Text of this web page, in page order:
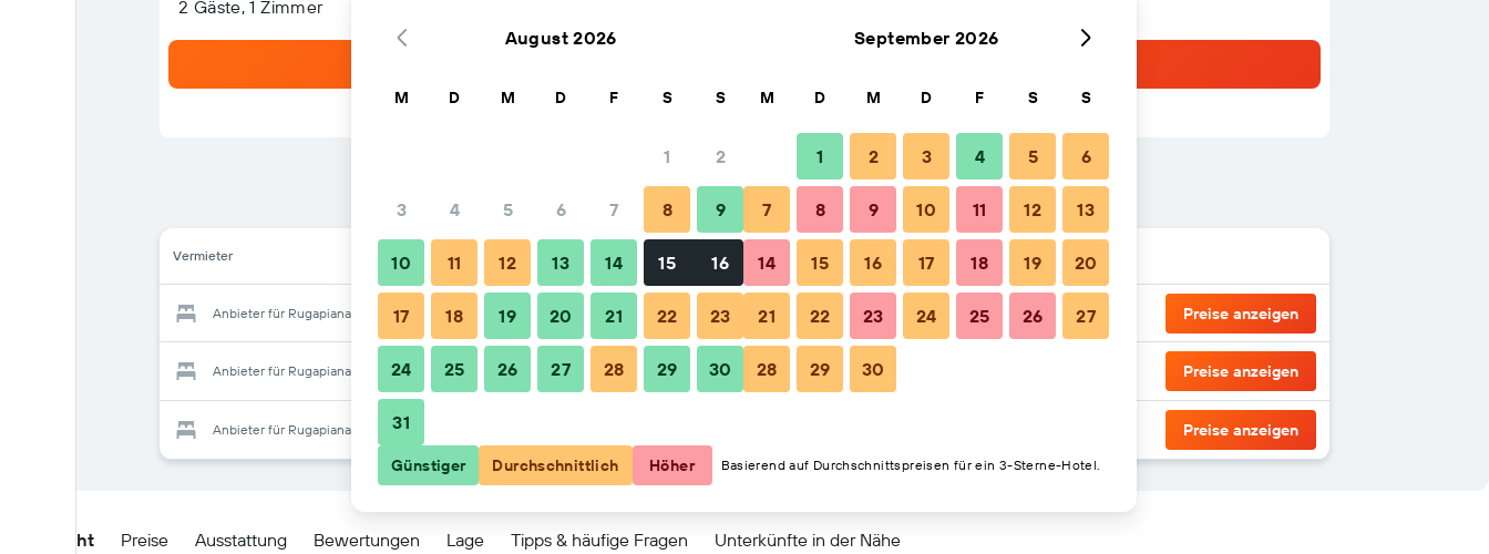
2 Gäste, 1 Zimmer
Vermieter
Anbieter für Rugapiana Vacanze Preise anzeigen
Anbieter für Rugapiana Vacanze Preise anzeigen
Anbieter für Rugapiana Vacanze Preise anzeigen
Übersicht Preise Ausstattung Bewertungen Lage Tipps & häufige Fragen Unterkünfte in der Nähe
August 2026
M D M D F S S
1 2
3 4 5 6 7 8 9
10 11 12 13 14 15 16
17 18 19 20 21 22 23
24 25 26 27 28 29 30
31
September 2026
M D M D F S S
1 2 3 4 5 6
7 8 9 10 11 12 13
14 15 16 17 18 19 20
21 22 23 24 25 26 27
28 29 30
Günstiger Durchschnittlich Höher Basierend auf Durchschnittspreisen für ein 3-Sterne-Hotel.